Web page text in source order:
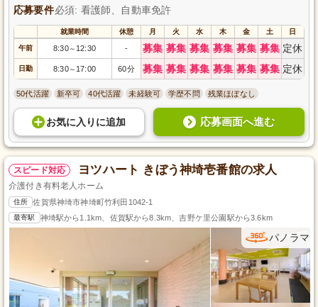
応募要件必須: 看護師、自動車免許
就業時間 休憩 月 火 水 木 金 土 日
午前 8:30～ 12:30 - 募集 募集 募集 募集 募集 募集 定休
日勤 8:30～ 17:00 60分 募集 募集 募集 募集 募集 募集 定休
50代活躍 新卒可 40代活躍 未経験可 学歴不問 残業ほぼなし
お気に入り に追加 応募画面へ進む
スピード対応 ヨツハート きぼう神埼壱番館の求人
介護付き有料老人ホーム
住所 佐賀県神埼市神埼町竹利田1042-1
最寄駅 神埼駅から1.1km、佐賀駅から8.3km、吉野ケ里公園駅から3.6km
パノラマ